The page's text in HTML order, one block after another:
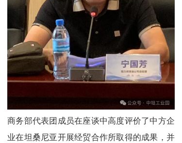
商务部代表团成员在座谈中高度评价了中方企
业在坦桑尼亚开展经贸合作所取得的成果，并